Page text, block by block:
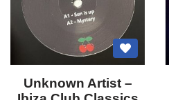
Unknown Artist –